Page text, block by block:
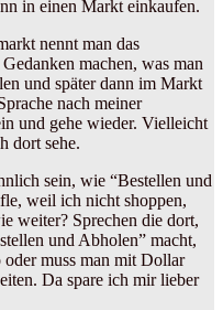
in einen Markt einkaufen.
nennt man das
machen, was man
und später dann im Markt
nach meiner
und gehe wieder. Vielleicht
dort sehe.
sein, wie “Bestellen und
weil ich nicht shoppen,
weiter? Sprechen die dort,
und Abholen” macht,
oder muss man mit Dollar
Da spare ich mir lieber